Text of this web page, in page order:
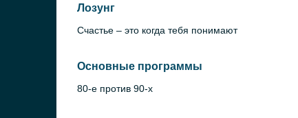
Лозунг
Счастье – это когда тебя понимают
Основные программы
80-е против 90-х